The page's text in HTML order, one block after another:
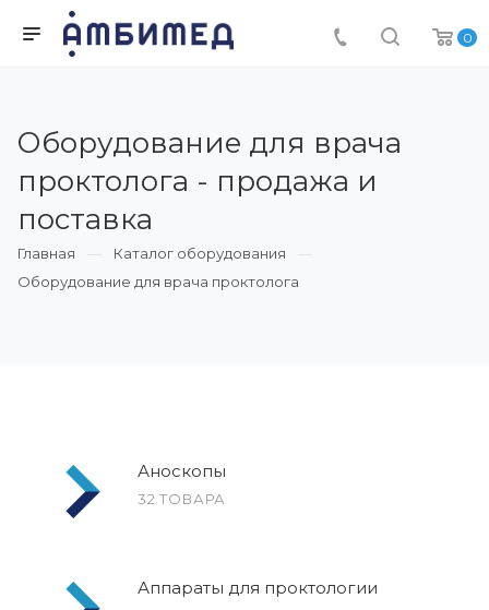
0
Оборудование для врача
проктолога - продажа и
поставка
Главная
Каталог оборудования
Оборудование для врача проктолога
Аноскопы
32 ТОВАРА
Аппараты для проктологии